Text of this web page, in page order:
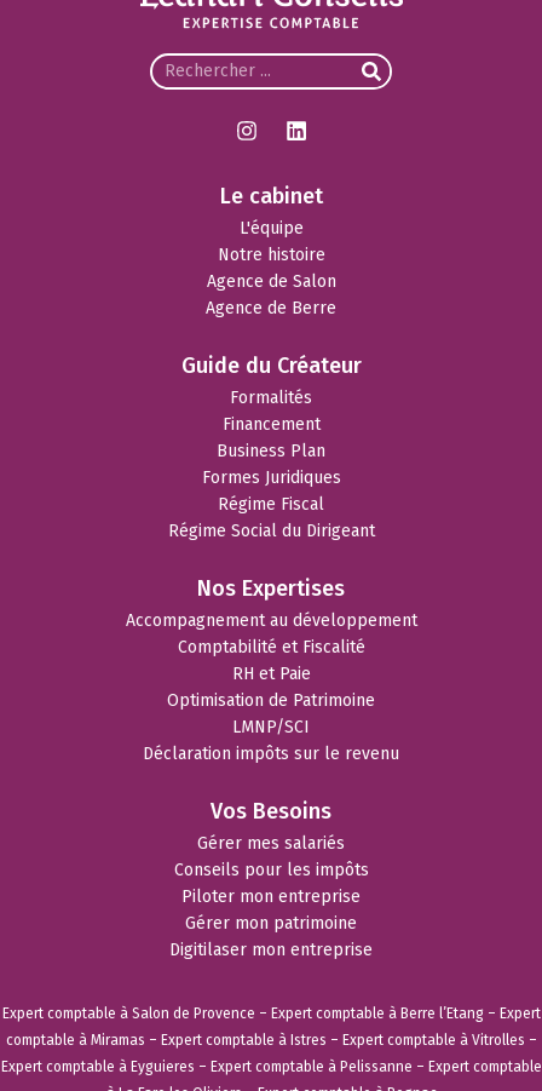
Le cabinet
L'équipe
Notre histoire
Agence de Salon
Agence de Berre
Guide du Créateur
Formalités
Financement
Business Plan
Formes Juridiques
Régime Fiscal
Régime Social du Dirigeant
Nos Expertises
Accompagnement au développement
Comptabilité et Fiscalité
RH et Paie
Optimisation de Patrimoine
LMNP/SCI
Déclaration impôts sur le revenu
Vos Besoins
Gérer mes salariés
Conseils pour les impôts
Piloter mon entreprise
Gérer mon patrimoine
Digitilaser mon entreprise
Expert comptable à Salon de Provence – Expert comptable à Berre l’Etang– Expert
comptable à Miramas – Expert comptable à Istres – Expert comptable à Vitrolles –
Expert comptable à Eyguieres – Expert comptable à Pelissanne – Expert comptable